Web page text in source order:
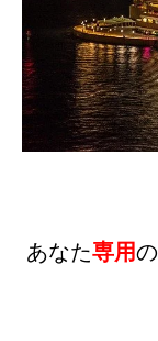
あなた専用の